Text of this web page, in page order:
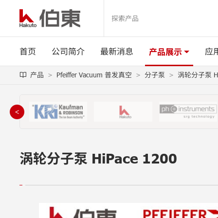
首页 公司简介 最新消息 产品展示 应
产品 Pfeiffer Vacuum 普发真空 分子泵 涡轮分子泵
＜
涡轮分子泵 HiPace 1200